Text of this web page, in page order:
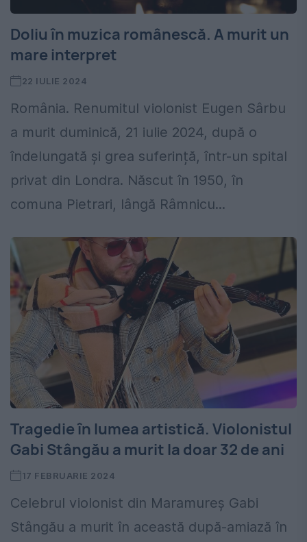
Doliu în muzica românescă. A murit un
mare interpret
22 IULIE 2024
România. Renumitul violonist Eugen Sârbu
a murit duminică, 21 iulie 2024, după o
îndelungată și grea suferință, într-un spital
privat din Londra. Născut în 1950, în
comuna Pietrari, lângă Râmnicu...
Tragedie în lumea artistică. Violonistul
Gabi Stângău a murit la doar 32 de ani
17 FEBRUARIE 2024
Celebrul violonist din Maramureș Gabi
Stângău a murit în această după-amiază în